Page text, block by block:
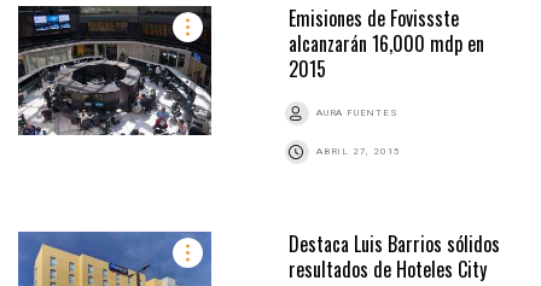
Emisiones de Fovissste
alcanzarán 16,000 mdp en
2015
AURA FUENTES
ABRIL 27, 2015
Destaca Luis Barrios sólidos
resultados de Hoteles City